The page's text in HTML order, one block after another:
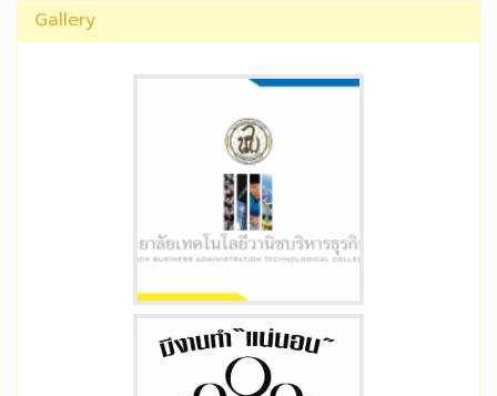
Gallery